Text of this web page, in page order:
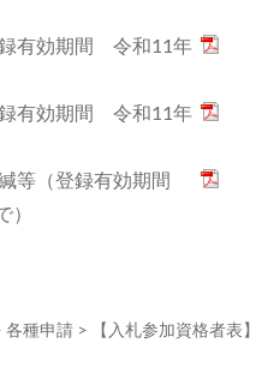
有効期間 令和11年
有効期間 令和11年
等（登録有効期間
各種申請>
【入札参加資格者表】